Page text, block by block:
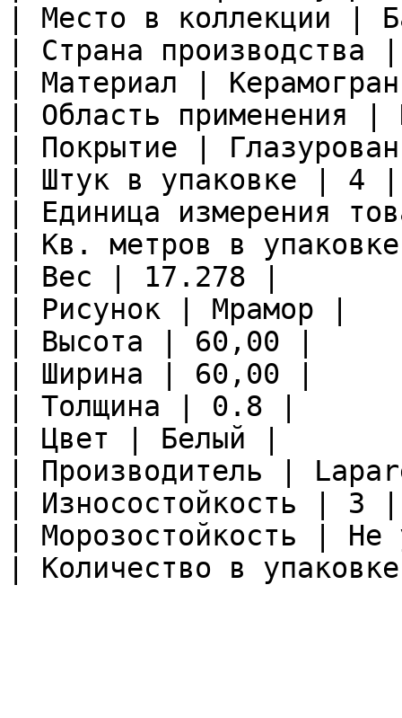
| Место в коллекции |
| Страна
| Материал |
| Область применения
| Покрытие |
| Штук в упаковке | 4 |
| Единица измерения
| Кв. метров в
| Вес | 17.278 |
| Рисунок | Мрамор |
| Высота | 60,00 |
| Ширина | 60,00 |
| Толщина | 0.8 |
| Цвет | Белый |
| Производитель |
| Износостойкость | 3 |
| Морозостойкость | Не
| Количество в